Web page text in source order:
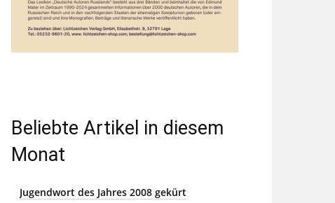
Beliebte Artikel in diesem
Monat
Jugendwort des Jahres 2008 gekürt